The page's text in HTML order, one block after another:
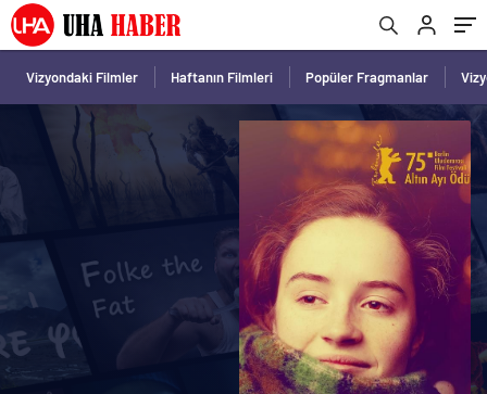
Vizyondaki Filmler Haftanın Filmleri Popüler Fragmanlar